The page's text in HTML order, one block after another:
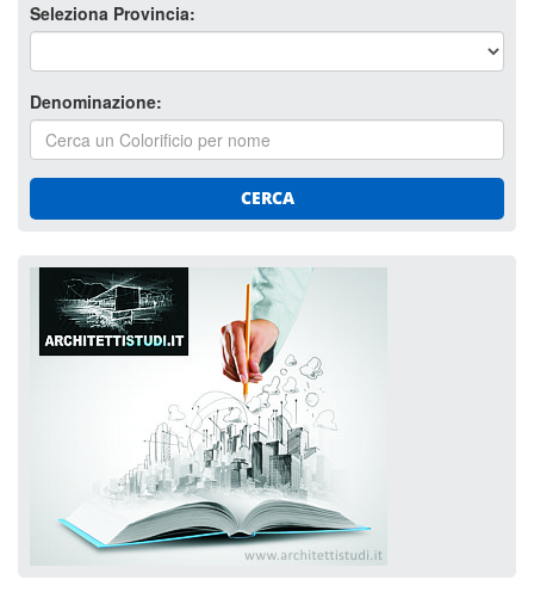
Seleziona Provincia:
Denominazione:
CERCA